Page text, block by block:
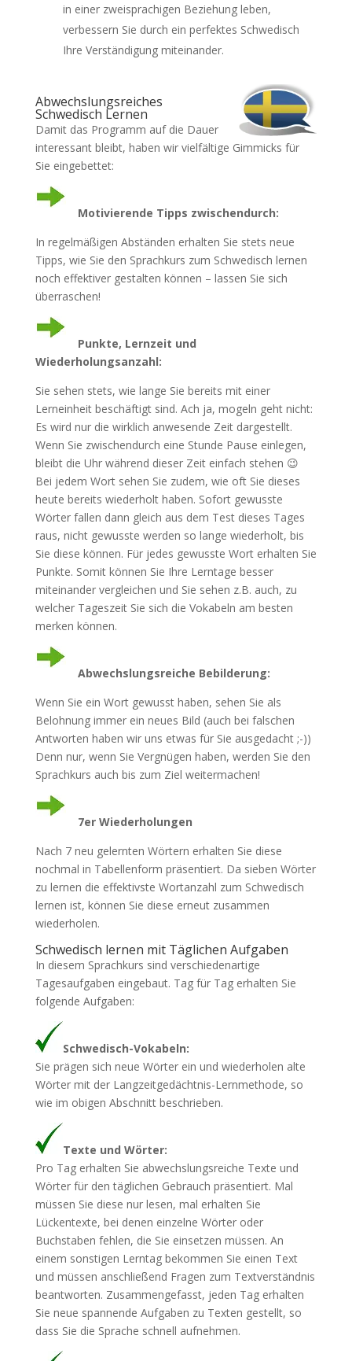
in einer zweisprachigen Beziehung leben,
verbessern Sie durch ein perfektes Schwedisch
Ihre Verständigung miteinander.
Abwechslungsreiches
Schwedisch Lernen
Damit das Programm auf die Dauer
interessant bleibt, haben wir vielfältige Gimmicks für
Sie eingebettet:
Motivierende Tipps zwischendurch:
In regelmäßigen Abständen erhalten Sie stets neue
Tipps, wie Sie den Sprachkurs zum Schwedisch lernen
noch effektiver gestalten können – lassen Sie sich
überraschen!
Punkte, Lernzeit und
Wiederholungsanzahl:
Sie sehen stets, wie lange Sie bereits mit einer
Lerneinheit beschäftigt sind. Ach ja, mogeln geht nicht:
Es wird nur die wirklich anwesende Zeit dargestellt.
Wenn Sie zwischendurch eine Stunde Pause einlegen,
bleibt die Uhr während dieser Zeit einfach stehen 😉
Bei jedem Wort sehen Sie zudem, wie oft Sie dieses
heute bereits wiederholt haben. Sofort gewusste
Wörter fallen dann gleich aus dem Test dieses Tages
raus, nicht gewusste werden so lange wiederholt, bis
Sie diese können. Für jedes gewusste Wort erhalten Sie
Punkte. Somit können Sie Ihre Lerntage besser
miteinander vergleichen und Sie sehen z.B. auch, zu
welcher Tageszeit Sie sich die Vokabeln am besten
merken können.
Abwechslungsreiche Bebilderung:
Wenn Sie ein Wort gewusst haben, sehen Sie als
Belohnung immer ein neues Bild (auch bei falschen
Antworten haben wir uns etwas für Sie ausgedacht ;-))
Denn nur, wenn Sie Vergnügen haben, werden Sie den
Sprachkurs auch bis zum Ziel weitermachen!
7er Wiederholungen
Nach 7 neu gelernten Wörtern erhalten Sie diese
nochmal in Tabellenform präsentiert. Da sieben Wörter
zu lernen die effektivste Wortanzahl zum Schwedisch
lernen ist, können Sie diese erneut zusammen
wiederholen.
Schwedisch lernen mit Täglichen Aufgaben
In diesem Sprachkurs sind verschiedenartige
Tagesaufgaben eingebaut. Tag für Tag erhalten Sie
folgende Aufgaben:
Schwedisch-Vokabeln:
Sie prägen sich neue Wörter ein und wiederholen alte
Wörter mit der Langzeitgedächtnis-Lernmethode, so
wie im obigen Abschnitt beschrieben.
Texte und Wörter:
Pro Tag erhalten Sie abwechslungsreiche Texte und
Wörter für den täglichen Gebrauch präsentiert. Mal
müssen Sie diese nur lesen, mal erhalten Sie
Lückentexte, bei denen einzelne Wörter oder
Buchstaben fehlen, die Sie einsetzen müssen. An
einem sonstigen Lerntag bekommen Sie einen Text
und müssen anschließend Fragen zum Textverständnis
beantworten. Zusammengefasst, jeden Tag erhalten
Sie neue spannende Aufgaben zu Texten gestellt, so
dass Sie die Sprache schnell aufnehmen.